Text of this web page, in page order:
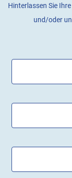
Hinterlassen Sie
und/oder